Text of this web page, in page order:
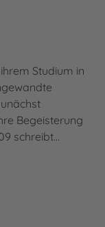
Studium in
Begeisterung
schreibt…